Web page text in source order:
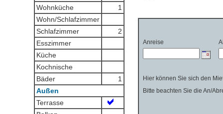
Wohnküche
1
Wohn/Schlafzimmer
Schlafzimmer
2
Esszimmer
Küche
Kochnische
Bäder
1
Außen
Terrasse